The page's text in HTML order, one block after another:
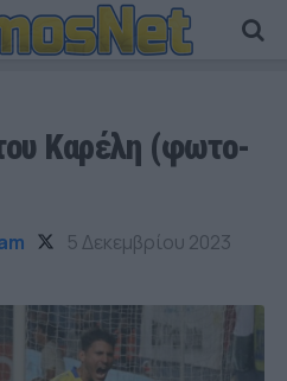
Καρέλη (φωτο-
5 Δεκεμβρίου 2023